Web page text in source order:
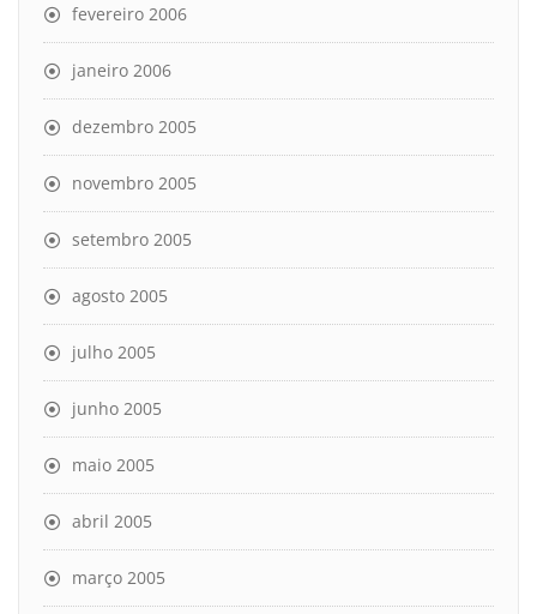
fevereiro 2006
janeiro 2006
dezembro 2005
novembro 2005
setembro 2005
agosto 2005
julho 2005
junho 2005
maio 2005
abril 2005
março 2005